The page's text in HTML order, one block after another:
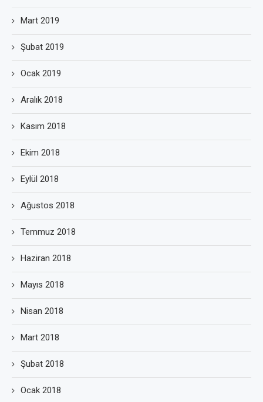
Mart 2019
Şubat 2019
Ocak 2019
Aralık 2018
Kasım 2018
Ekim 2018
Eylül 2018
Ağustos 2018
Temmuz 2018
Haziran 2018
Mayıs 2018
Nisan 2018
Mart 2018
Şubat 2018
Ocak 2018